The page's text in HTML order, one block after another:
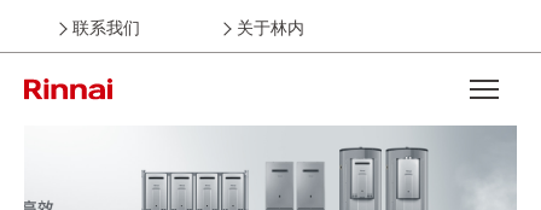
联系我们 关于林内
Open the